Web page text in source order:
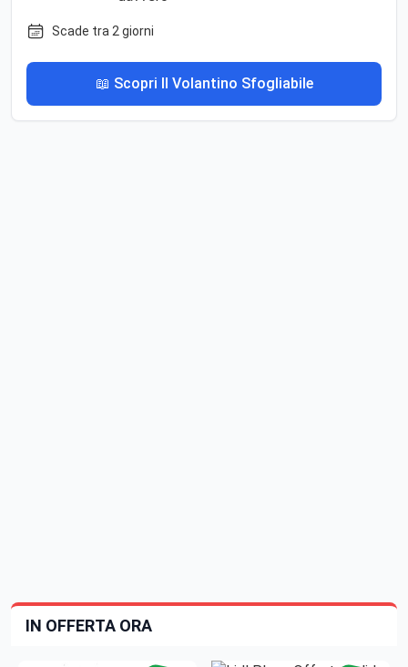
Scade tra 2 giorni
📖 Scopri Il Volantino Sfogliabile
IN OFFERTA ORA